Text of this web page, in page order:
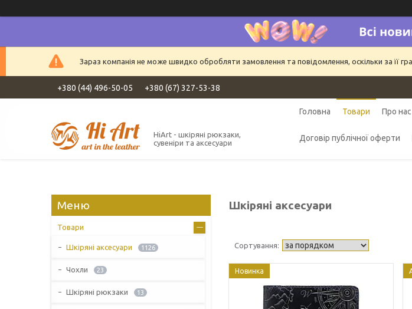
Зараз компанія не може швидко обробляти замовлення та повідомлення, оскільки за її
+380 (44) 496-50-05 +380 (67) 327-53-38
HiArt - шкіряні рюкзаки,
сувеніри та аксесуари
Головна Товари Про нас
Договір публічної оферти
Шкіряні аксесуари
Новинка
Товари
Шкіряні аксесуари 1126
Чохли 23
Шкіряні рюкзаки 13